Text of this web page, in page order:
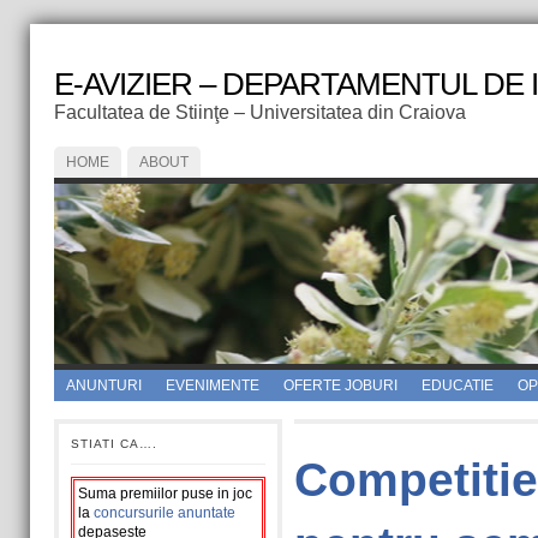
E-AVIZIER – DEPARTAMENTUL DE
Facultatea de Stiinţe – Universitatea din Craiova
HOME ABOUT
ANUNTURI EVENIMENTE OFERTE JOBURI EDUCATIE
STIATI CA….
Suma premiilor puse in joc
la concursurile anuntate
depaseste